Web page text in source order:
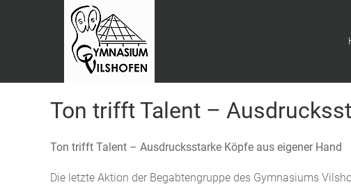
Ton trifft Talent –
Ton trifft Talent – Ausdrucksstarke Köpfe aus eigener Hand
Die letzte Aktion der Begabtengruppe des Gymnasiums